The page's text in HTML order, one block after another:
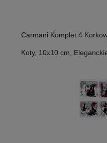
Carmani Komplet 4
Koty, 10x10 cm,